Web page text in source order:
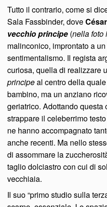
Tutto il contrario, come si
Sala Fassbinder, dove
vecchio principe (nella foto
malinconico, improntato a
sentimentalismo. Il regista
curiosa, quella di realizzare
principeal centro della
bambino, ma un anziano
geriatrico. Adottando questa
strappare il celeberrimo
ne hanno accompagnato
anche recenti. Ma nello
di assommare la
taglio dolciastro con cui di
vecchiaia.
Il suo “primo studio sulla